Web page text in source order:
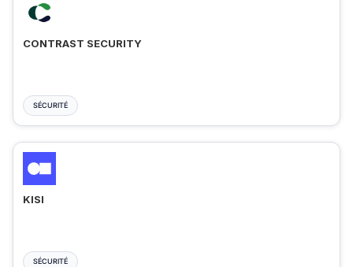
CONTRAST SECURITY
SÉCURITÉ
KISI
SÉCURITÉ